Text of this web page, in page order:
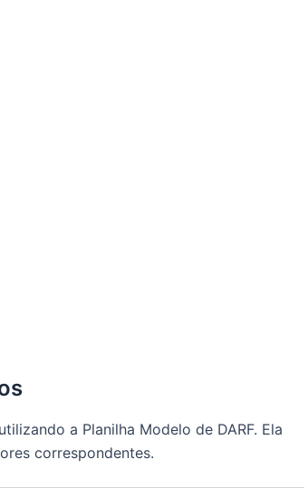
a Planilha Modelo de DARF. Ela
correspondentes.